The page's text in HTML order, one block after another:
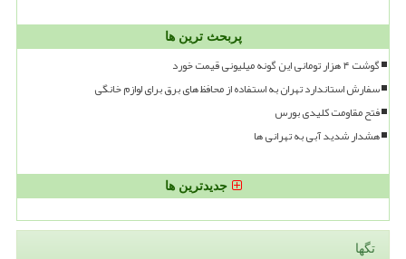
پربحث ترین ها
گوشت ۴ هزار تومانی این گونه میلیونی قیمت خورد
سفارش استاندارد تهران به استفاده از محافظ های برق برای لوازم خانگی
فتح مقاومت کلیدی بورس
هشدار شدید آبی به تهرانی ها
جدیدترین ها
تگها